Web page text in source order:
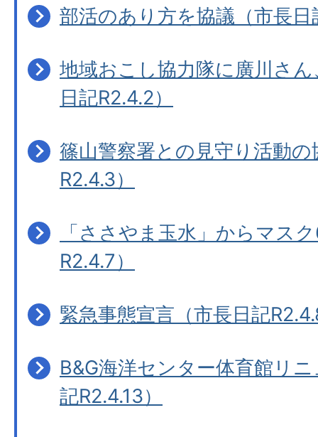
部活のあり方を協議（市長日
地域おこし協力隊に廣川さ
日記R2.4.2）
篠山警察署との見守り活動
R2.4.3）
「ささやま玉水」からマス
R2.4.7）
緊急事態宣言（市長日記
B&G海洋センター体育館リ
記R2.4.13）